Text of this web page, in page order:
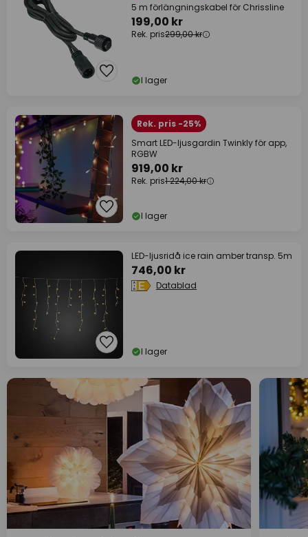
5 m förlängningskabel för Chrissline
199,00 kr
Rek. pris299,00 kr
I lager
Rek. pris -25%
Smart LED-ljusgardin Twinkly för app,
RGBW
919,00 kr
Rek. pris1 224,00 kr
I lager
LED-ljusridå ice rain amber transp. 5m
746,00 kr
Datablad
I lager